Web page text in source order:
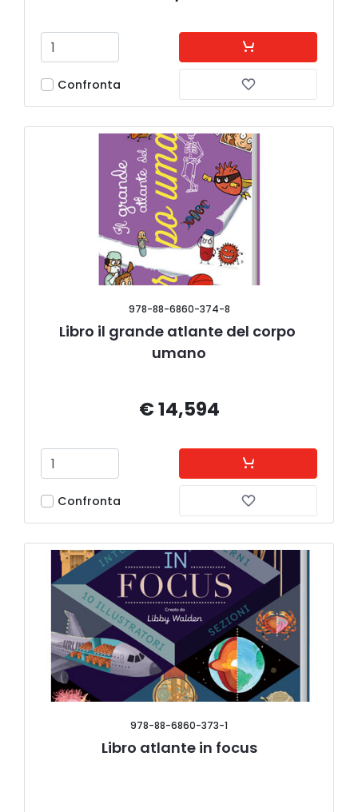
Confronta
978-88-6860-374-8
Libro il grande atlante del corpo
umano
€ 14,594
Confronta
978-88-6860-373-1
Libro atlante in focus